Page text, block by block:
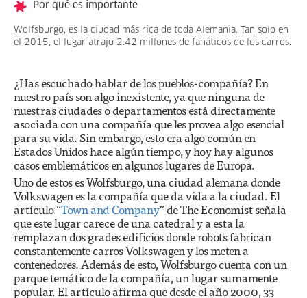
Por qué es importante
Wolfsburgo, es la ciudad más rica de toda Alemania. Tan solo en
el 2015, el lugar atrajo 2.42 millones de fanáticos de los carros.
¿Has escuchado hablar de los pueblos-compañía? En
nuestro país son algo inexistente, ya que ninguna de
nuestras ciudades o departamentos está directamente
asociada con una compañía que les provea algo esencial
para su vida. Sin embargo, esto era algo común en
Estados Unidos hace algún tiempo, y hoy hay algunos
casos emblemáticos en algunos lugares de Europa.
Uno de estos es Wolfsburgo, una ciudad alemana donde
Volkswagen es la compañía que da vida a la ciudad. El
artículo “Town and Company” de The Economist señala
que este lugar carece de una catedral y a esta la
remplazan dos grades edificios donde robots fabrican
constantemente carros Volkswagen y los meten a
contenedores. Además de esto, Wolfsburgo cuenta con un
parque temático de la compañía, un lugar sumamente
popular. El artículo afirma que desde el año 2000, 33